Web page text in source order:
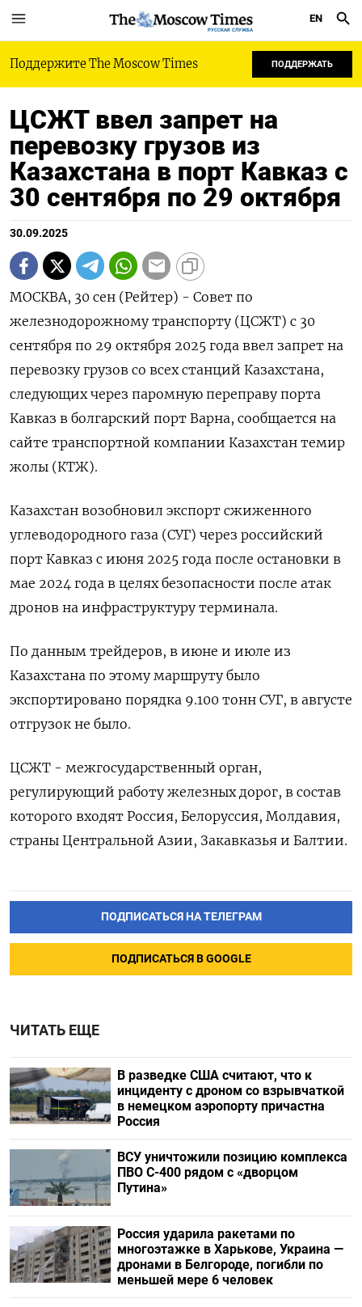
РУССКАЯ СЛУЖБА
EN
Поддержите The Moscow Times ПОДДЕРЖАТЬ
ЦСЖТ ввел запрет на
перевозку грузов из
Казахстана в порт Кавказ с
30 сентября по 29 октября
30.09.2025
МОСКВА, 30 сен (Рейтер) - Совет по
железнодорожному транспорту (ЦСЖТ) с 30
сентября по 29 октября 2025 года ввел запрет на
перевозку грузов со всех станций Казахстана,
следующих через паромную переправу порта
Кавказ в болгарский порт Варна, сообщается на
сайте транспортной компании Казахстан темир
жолы (КТЖ).
Казахстан возобновил экспорт сжиженного
углеводородного газа (СУГ) через российский
порт Кавказ с июня 2025 года после остановки в
мае 2024 года в целях безопасности после атак
дронов на инфраструктуру терминала.
По данным трейдеров, в июне и июле из
Казахстана по этому маршруту было
экспортировано порядка 9.100 тонн СУГ, в августе
отгрузок не было.
ЦСЖТ - межгосударственный орган,
регулирующий работу железных дорог, в состав
которого входят Россия, Белоруссия, Молдавия,
страны Центральной Азии, Закавказья и Балтии.
ПОДПИСАТЬСЯ НА ТЕЛЕГРАМ
ПОДПИСАТЬСЯ В GOOGLE
ЧИТАТЬ ЕЩЕ
В разведке США считают, что к
инциденту с дроном со взрывчаткой
в немецком аэропорту причастна
Россия
ВСУ уничтожили позицию комплекса
ПВО С-400 рядом с «дворцом
Путина»
Россия ударила ракетами по
многоэтажке в Харькове, Украина —
дронами в Белгороде, погибли по
меньшей мере 6 человек